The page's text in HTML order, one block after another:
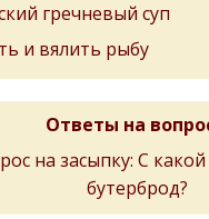
гречневый суп
и вялить рыбу
Ответы на
на засыпку: С
бутерброд?